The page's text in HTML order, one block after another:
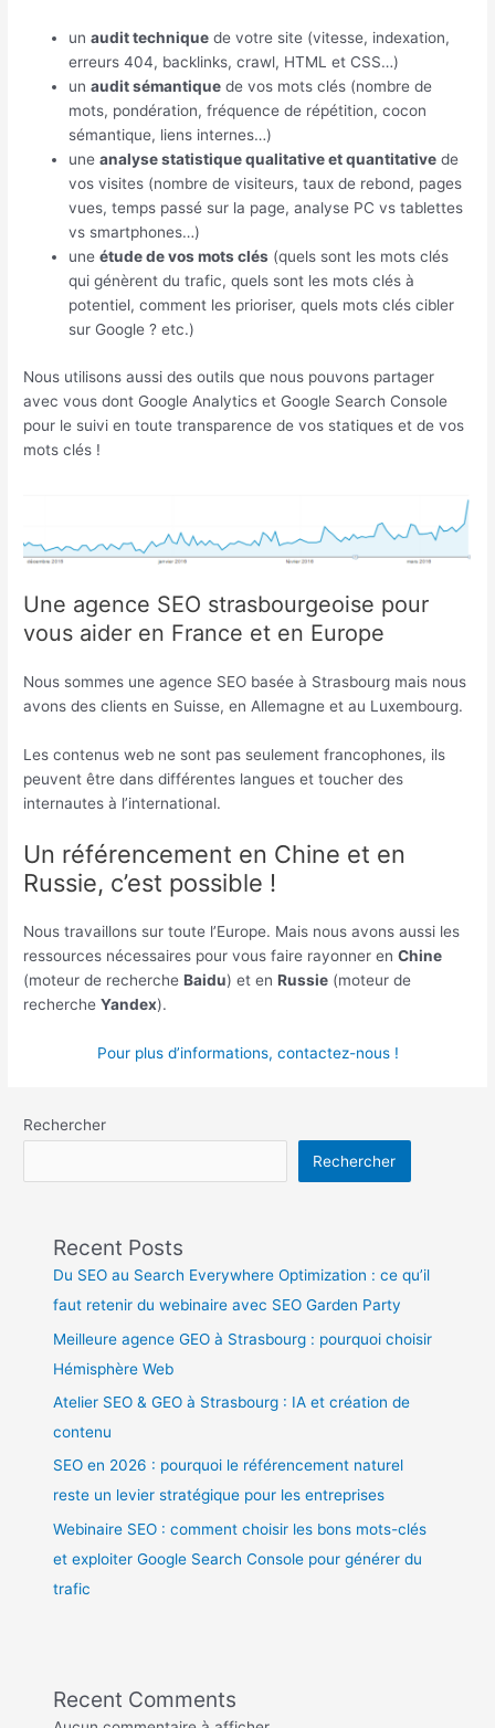
unaudit technique de votre site (vitesse, indexation,
erreurs 404, backlinks, crawl, HTML et CSS…)
unaudit sémantique de vos mots clés (nombre de
mots, pondération, fréquence de répétition, cocon
sémantique, liens internes…)
uneanalyse statistique qualitative et quantitative de
vos visites (nombre de visiteurs, taux de rebond, pages
vues, temps passé sur la page, analyse PC vs tablettes
vs smartphones…)
uneétude de vos mots clés (quels sont les mots clés
qui génèrent du trafic, quels sont les mots clés à
potentiel, comment les prioriser, quels mots clés cibler
sur Google ? etc.)
Nous utilisons aussi des outils que nous pouvons partager
avec vous dont Google Analytics et Google Search Console
pour le suivi en toute transparence de vos statiques et de vos
mots clés !
Une agence SEO strasbourgeoise pour
vous aider en France et en Europe
Nous sommes une agence SEO basée à Strasbourg mais nous
avons des clients en Suisse, en Allemagne et au Luxembourg.
Les contenus web ne sont pas seulement francophones, ils
peuvent être dans différentes langues et toucher des
internautes à l’international.
Un référencement en Chine et en
Russie, c’est possible !
Nous travaillons sur toute l’Europe. Mais nous avons aussi les
ressources nécessaires pour vous faire rayonner enChine
(moteur de rechercheBaidu) et enRussie (moteur de
rechercheYandex).
Pour plus d’informations, contactez-nous !
Rechercher
Rechercher
Recent Posts
Du SEO au Search Everywhere Optimization : ce qu’il
faut retenir du webinaire avec SEO Garden Party
Meilleure agence GEO à Strasbourg : pourquoi choisir
Hémisphère Web
Atelier SEO & GEO à Strasbourg : IA et création de
contenu
SEO en 2026 : pourquoi le référencement naturel
reste un levier stratégique pour les entreprises
Webinaire SEO : comment choisir les bons mots-clés
et exploiter Google Search Console pour générer du
trafic
Recent Comments